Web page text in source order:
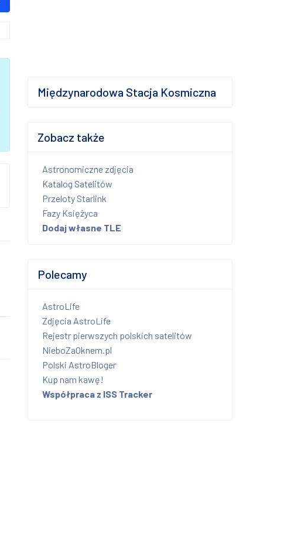
Międzynarodowa Stacja Kosmiczna
Zobacz także
Astronomiczne zdjęcia
Katalog Satelitów
Przeloty Starlink
Fazy Księżyca
Dodaj własne TLE
Polecamy
AstroLife
Zdjęcia AstroLife
Rejestr pierwszych polskich satelitów
NieboZaOknem.pl
Polski AstroBloger
Kup nam kawę!
Współpraca z ISS Tracker